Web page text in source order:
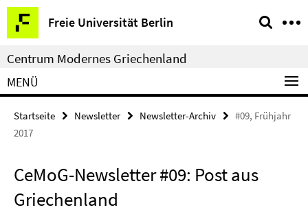
Springe
direkt
zu
Inhalt
Freie Universität Berlin
Service-
Navigation
Centrum Modernes Griechenland
MENÜ
Startseite Newsletter Newsletter-Archiv
#09, Frühjahr
2017
CeMoG-Newsletter #09: Post aus
Griechenland